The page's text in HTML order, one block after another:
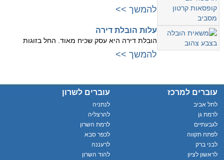
להמשך >>
עלות הובלת דירה
הובלת דירה היא עסק שכיח מאוד. החל בזוגות
להמשך >>
עוברים למרכז
לתל אביב
לרמת גן
לגבעתיים
לפתח תקווה
לבני ברק
לראשון לציון
עוברים לשרון
לנתניה
להרצליה
לרמת השרון
לכפר סבא
לרעננה
להוד השרון